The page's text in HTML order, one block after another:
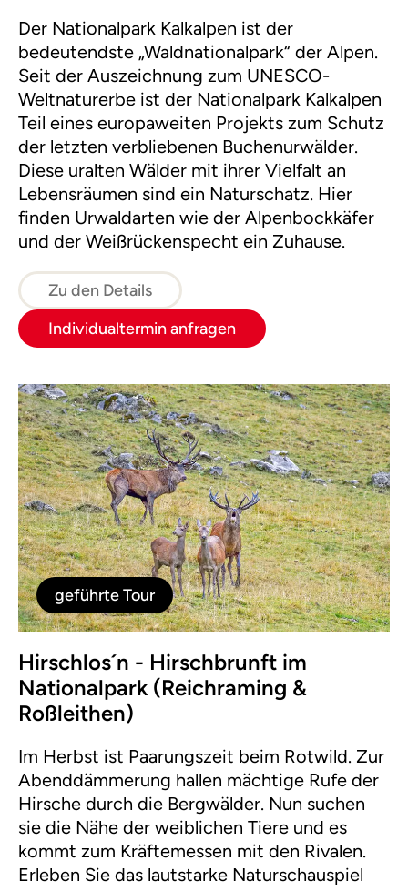
Der Nationalpark Kalkalpen ist der
bedeutendste „Waldnationalpark“ der Alpen.
Seit der Auszeichnung zum UNESCO-
Weltnaturerbe ist der Nationalpark Kalkalpen
Teil eines europaweiten Projekts zum Schutz
der letzten verbliebenen Buchenurwälder.
Diese uralten Wälder mit ihrer Vielfalt an
Lebensräumen sind ein Naturschatz. Hier
finden Urwaldarten wie der Alpenbockkäfer
und der Weißrückenspecht ein Zuhause.
Zu den Details
Individualtermin anfragen
geführte Tour
Hirschlos´n - Hirschbrunft im
Nationalpark (Reichraming &
Roßleithen)
Im Herbst ist Paarungszeit beim Rotwild. Zur
Abenddämmerung hallen mächtige Rufe der
Hirsche durch die Bergwälder. Nun suchen
sie die Nähe der weiblichen Tiere und es
kommt zum Kräftemessen mit den Rivalen.
Erleben Sie das lautstarke Naturschauspiel